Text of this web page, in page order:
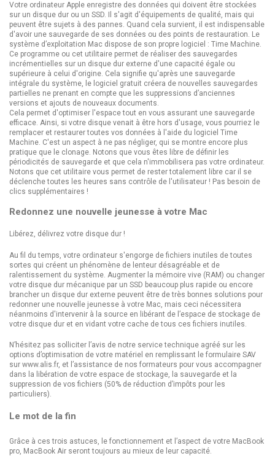
Votre ordinateur Apple enregistre des données qui doivent être stockées
sur un disque dur ou un SSD. Il s'agit d'équipements de qualité, mais qui
peuvent être sujets à des pannes. Quand cela survient, il est indispensable
d'avoir une sauvegarde de ses données ou des points de restauration. Le
système d’exploitation Mac dispose de son propre logiciel : Time Machine.
Ce programme ou cet utilitaire permet de réaliser des sauvegardes
incrémentielles sur un disque dur externe d'une capacité égale ou
supérieure à celui d'origine. Cela signifie qu'après une sauvegarde
intégrale du système, le logiciel gratuit créera de nouvelles sauvegardes
partielles ne prenant en compte que les suppressions d’anciennes
versions et ajouts de nouveaux documents.
Cela permet d'optimiser l'espace tout en vous assurant une sauvegarde
efficace. Ainsi, si votre disque venait à être hors d'usage, vous pourriez le
remplacer et restaurer toutes vos données à l'aide du logiciel Time
Machine. C'est un aspect à ne pas négliger, qui se montre encore plus
pratique que le clonage. Notons que vous êtes libre de définir les
périodicités de sauvegarde et que cela n'immobilisera pas votre ordinateur.
Notons que cet utilitaire vous permet de rester totalement libre car il se
déclenche toutes les heures sans contrôle de l'utilisateur ! Pas besoin de
clics supplémentaires !
Redonnez une nouvelle jeunesse à votre Mac
Libérez, délivrez votre disque dur !
Au fil du temps, votre ordinateur s'engorge de fichiers inutiles de toutes
sortes qui créent un phénomène de lenteur désagréable et de
ralentissement du système. Augmenter la mémoire vive (RAM) ou changer
votre disque dur mécanique par un SSD beaucoup plus rapide ou encore
brancher un disque dur externe peuvent être de très bonnes solutions pour
redonner une nouvelle jeunesse à votre Mac, mais ceci nécessitera
néanmoins d'intervenir à la source en libérant de l’espace de stockage de
votre disque dur et en vidant votre cache de tous ces fichiers inutiles.
N’hésitez pas solliciter l’avis de notre service technique agréé sur les
options d’optimisation de votre matériel en remplissant le formulaire SAV
sur www.alis.fr, et l’assistance de nos formateurs pour vous accompagner
dans la libération de votre espace de stockage, la sauvegarde et la
suppression de vos fichiers (50% de réduction d’impôts pour les
particuliers).
Le mot de la fin
Grâce à ces trois astuces, le fonctionnement et l’aspect de votre MacBook
pro, MacBook Air seront toujours au mieux de leur capacité.